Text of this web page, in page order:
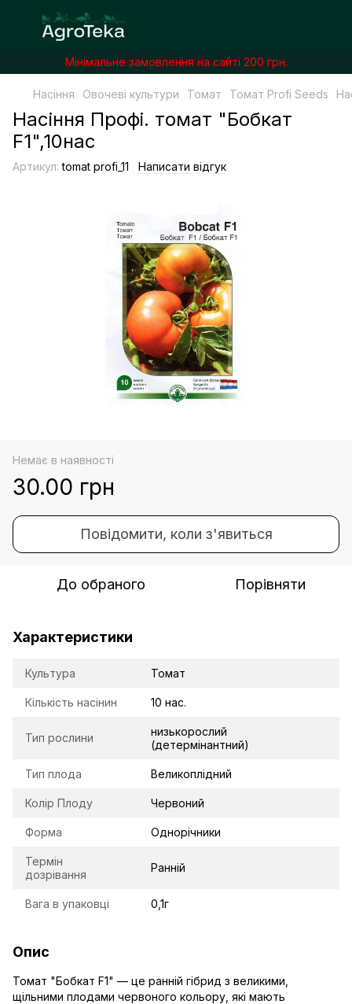
Мінімальне замовлення на сайті 200 грн.
Насіння Овочеві культури Томат Томат Profi Seeds
Насіння Профі. томат "Бобкат
F1",10нас
Артикул: tomat profi_11 Написати відгук
Немає в наявності
30.00 грн
Повідомити, коли з'явиться
До обраного Порівняти
Характеристики
Культура Томат
Кількість насінин 10 нас.
Тип рослини
низькорослий
(детермінантний)
Тип плода Великоплідний
Колір Плоду Червоний
Форма Однорічники
Термін
дозрівання
Ранній
Вага в упаковці 0,1г
Опис
Томат "Бобкат F1" — це ранній гібрид з великими,
щільними плодами червоного кольору, які мають